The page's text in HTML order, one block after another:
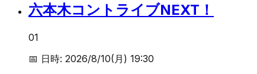
六本木コントライブNEXT！
01
📅 日時: 2026/8/10(月) 19:30